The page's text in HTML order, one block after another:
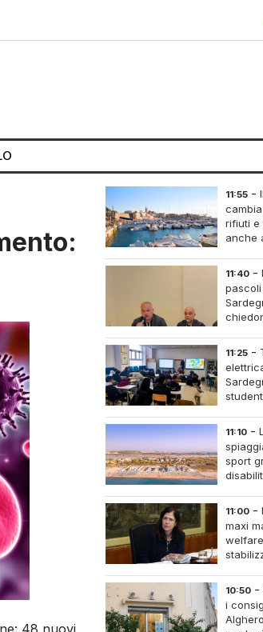
48 nuovi
11:55 -
rifiuti e
anche
11:40 -
11:25 -
11:10 -
sport
11:00 -
maxi
assumere infermieri fissi nelle
10:50 -
i